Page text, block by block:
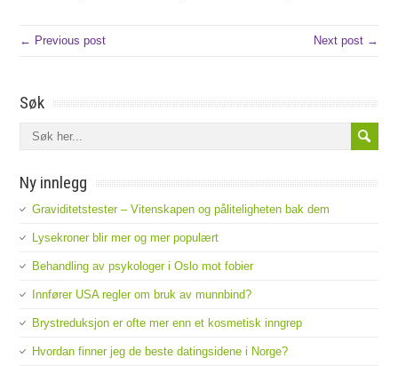
← Previous post Next post →
Søk
Ny innlegg
Graviditetstester – Vitenskapen og påliteligheten bak dem
Lysekroner blir mer og mer populært
Behandling av psykologer i Oslo mot fobier
Innfører USA regler om bruk av munnbind?
Brystreduksjon er ofte mer enn et kosmetisk inngrep
Hvordan finner jeg de beste datingsidene i Norge?